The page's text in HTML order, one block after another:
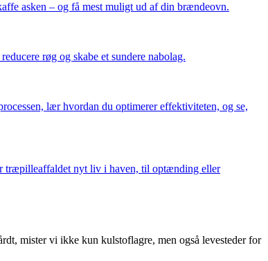
asken – og få mest muligt ud af din brændeovn.
røg og skabe et sundere nabolag.
lær hvordan du optimerer effektiviteten, og se,
træpilleaffaldet nyt liv i haven, til optænding eller
mister vi ikke kun kulstoflagre, men også levesteder for